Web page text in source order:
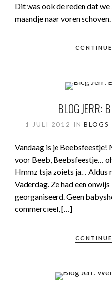
Dit was ook de reden dat
maandje naar voren
BLOG JERR:
1 JULI 2012 IN BLOGS
Vandaag is je Beebsfeestje!
voor Beeb, Beebsfeestje…
Hmmz tsja zoiets ja… Aldus
Vaderdag. Ze had een
georganiseerd. Geen
commercieel, […]